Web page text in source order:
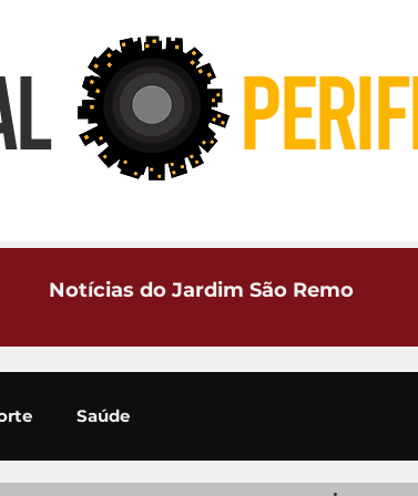
Notícias do Jardim São Remo
Saúde